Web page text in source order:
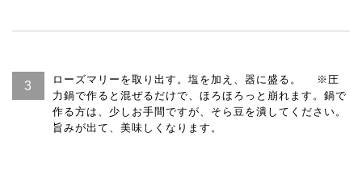
ローズマリーを取り出す。塩を加え、器に盛る。 ※圧
力鍋で作ると混ぜるだけで、ほろほろっと崩れます。鍋で
作る方は、少しお手間ですが、そら豆を潰してください。
旨みが出て、美味しくなります。